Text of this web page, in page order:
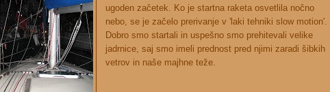
ugoden začetek. Ko je startna raketa osvetlila nočno
nebo, se je začelo prerivanje v 'laki tehniki slow motion'.
Dobro smo startali in uspešno smo prehitevali velike
jadrnice, saj smo imeli prednost pred njimi zaradi šibkih
vetrov in naše majhne teže.